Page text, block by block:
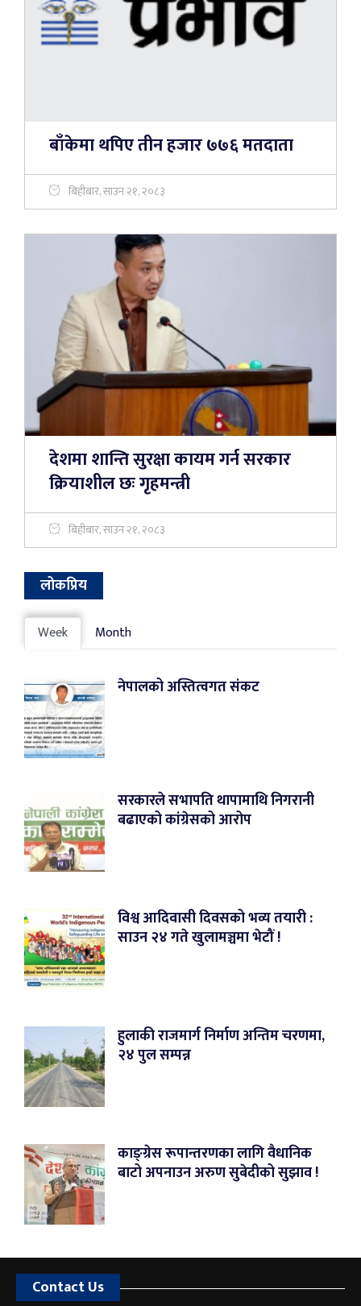
बाँकेमा थपिए तीन हजार ७७६ मतदाता
बिहीबार, साउन २१, २०८३
देशमा शान्ति सुरक्षा कायम गर्न सरकार
क्रियाशील छः गृहमन्त्री
बिहीबार, साउन २१, २०८३
लोकप्रिय
Week Month
नेपालको अस्तित्वगत संकट
सरकारले सभापति थापामाथि निगरानी
बढाएको कांग्रेसको आरोप
विश्व आदिवासी दिवसको भव्य तयारी :
साउन २४ गते खुलामञ्चमा भेटौं !
हुलाकी राजमार्ग निर्माण अन्तिम चरणमा,
२४ पुल सम्पन्न
काङ्ग्रेस रूपान्तरणका लागि वैधानिक
बाटो अपनाउन अरुण सुबेदीको सुझाव !
Contact Us